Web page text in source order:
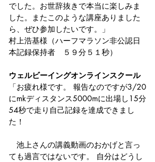
でした。お世辞抜きで本当に楽しみま
した。またこのような講座ありました
ら、ぜひ参加したいです。」
村上浩基様（ハーフマラソン非公認日
本記録保持者　５９分５１秒）
ウェルビーイングオンラインスクール
「お疲れ様です。 報告なのですが3/20
にmkディスタンス5000mに出場し15分
54秒で走り自己記録を達成できまし
た！
池上さんの講義動画のおかげと言っ
ても過言ではないです。 自分はどうし